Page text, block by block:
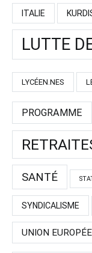
ITALIE
LUTTE
LYCÉEN.NES
PROGRAMME
SANTÉ
SYNDICALISME
UNION